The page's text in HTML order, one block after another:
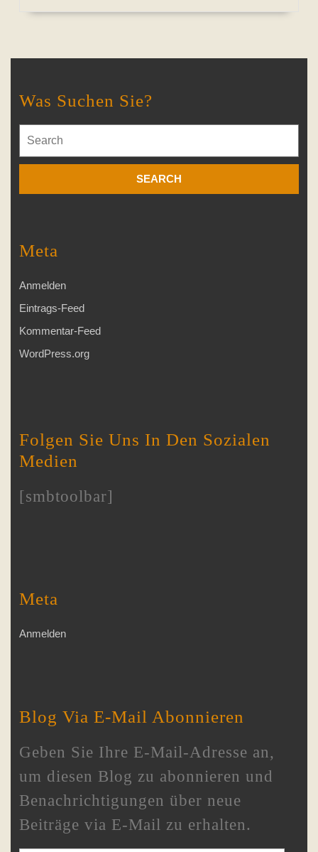
Was Suchen Sie?
for:
Meta
Anmelden
Eintrags-Feed
Kommentar-Feed
WordPress.org
Folgen Sie Uns In Den Sozialen
Medien
[smbtoolbar]
Meta
Anmelden
Blog Via E-Mail Abonnieren
Geben Sie Ihre E-Mail-Adresse an,
um diesen Blog zu abonnieren und
Benachrichtigungen über neue
Beiträge via E-Mail zu erhalten.